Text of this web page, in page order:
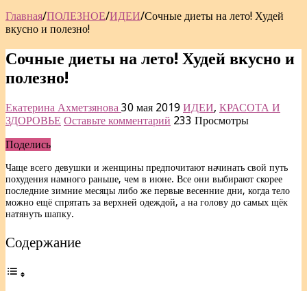
Главная/ПОЛЕЗНОЕ/ИДЕИ/Сочные диеты на лето! Худей
вкусно и полезно!
Сочные диеты на лето! Худей вкусно и
полезно!
Екатерина Ахметзянова 30 мая 2019 ИДЕИ, КРАСОТА И
ЗДОРОВЬЕ Оставьте комментарий 233 Просмотры
Поделись
Чаще всего девушки и женщины предпочитают начинать свой путь
похудения намного раньше, чем в июне. Все они выбирают скорее
последние зимние месяцы либо же первые весенние дни, когда тело
можно ещё спрятать за верхней одеждой, а на голову до самых щёк
натянуть шапку.
Содержание